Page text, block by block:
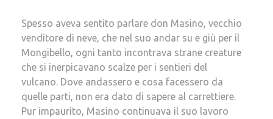
Spesso aveva sentito parlare don Masino, vecchio
venditore di neve, che nel suo andar su e giù per il
Mongibello, ogni tanto incontrava strane creature
che si inerpicavano scalze per i sentieri del
vulcano. Dove andassero e cosa facessero da
quelle parti, non era dato di sapere al carrettiere.
Pur impaurito, Masino continuava il suo lavoro